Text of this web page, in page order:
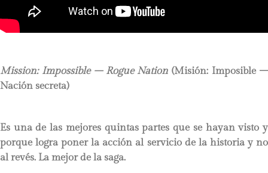
Mission: Impossible – Rogue Nation(Misión: Imposible –
Nación secreta)
Es una de las mejores quintas partes que se hayan visto y
porque logra poner la acción al servicio de la historia y no
al revés. La mejor de la saga.